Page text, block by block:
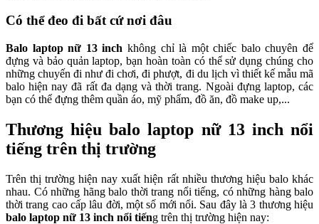
Có thể đeo đi bất cứ nơi đâu
Balo laptop nữ 13 inch không chỉ là một chiếc balo chuyên để
đựng và bảo quản laptop, bạn hoàn toàn có thể sử dụng chúng cho
những chuyến đi như đi chơi, đi phượt, đi du lịch vì thiết kế mẫu mã
balo hiện nay đã rất đa dạng và thời trang. Ngoài đựng laptop, các
bạn có thể đựng thêm quần áo, mỹ phẩm, đồ ăn, đồ make up,...
Thương hiệu balo laptop nữ 13 inch nổi
tiếng trên thị trường
Trên thị trường hiện nay xuất hiện rất nhiều thương hiệu balo khác
nhau. Có những hãng balo thời trang nổi tiếng, có những hàng balo
thời trang cao cấp lâu đời, một số mới nổi. Sau đây là 3 thương hiệu
balo laptop nữ 13 inch nổi tiếng trên thị trường hiện nay: